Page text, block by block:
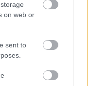
on web or
sent to
aktuális